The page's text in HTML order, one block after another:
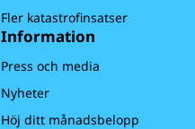
Fler katastrofinsatser
Information
Press och media
Nyheter
Höj ditt månadsbelopp